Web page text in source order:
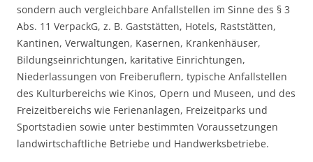
sondern auch vergleichbare Anfallstellen im Sinne des § 3
Abs. 11 VerpackG, z. B. Gaststätten, Hotels, Raststätten,
Kantinen, Verwaltungen, Kasernen, Krankenhäuser,
Bildungseinrichtungen, karitative Einrichtungen,
Niederlassungen von Freiberuflern, typische Anfallstellen
des Kulturbereichs wie Kinos, Opern und Museen, und des
Freizeitbereichs wie Ferienanlagen, Freizeitparks und
Sportstadien sowie unter bestimmten Voraussetzungen
landwirtschaftliche Betriebe und Handwerksbetriebe.